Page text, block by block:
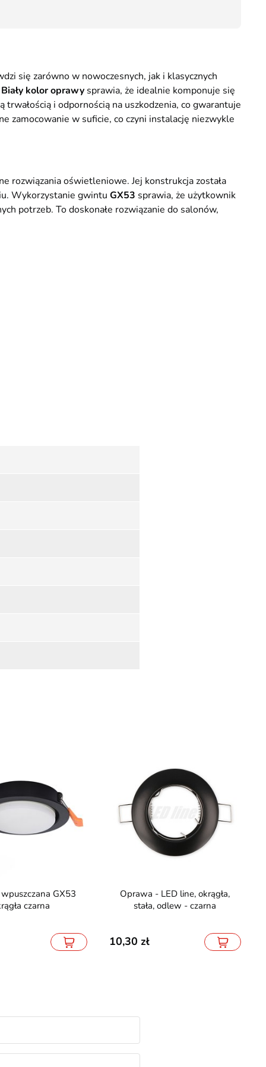
się zarówno w nowoczesnych, jak i klasycznych
Biały kolor oprawy sprawia, że idealnie komponuje się
i odpornością na uszkodzenia, co gwarantuje
zamocowanie w suficie, co czyni instalację niezwykle
rozwiązania oświetleniowe. Jej konstrukcja została
Wykorzystanie gwintu GX53 sprawia, że użytkownik
potrzeb. To doskonałe rozwiązanie do salonów,
czarna
Oprawa - LED line, okrągła,
stała, odlew - czarna
10,30